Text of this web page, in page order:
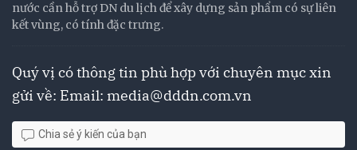
nước cần hỗ trợ DN du lịch để xây dựng sản phẩm có sự liên
kết vùng, có tính đặc trưng.
Quý vị có thông tin phù hợp với chuyên mục xin
gửi về: Email: media@dddn.com.vn
Chia sẻ ý kiến của bạn